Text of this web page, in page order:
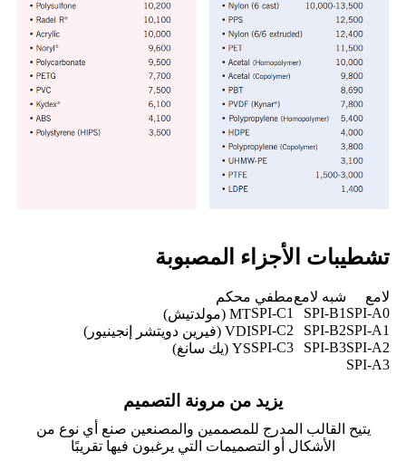
تشطيبات الأجزاء المصبوبة
لامع شبه لامعمطفي محكم
SPI-A0
SPI-B1
SPI-C1MT (مولدتيش)
SPI-A1
SPI-B2
SPI-C2VDI (فيرين دويتشر إنجينيور)
SPI-A2
SPI-B3
SPI-C3YS (يك سانغ)
SPI-A3
يزيد من مرونة التصميم
يتيح القالب المدرج للمصممين والمصنعين صنع أي نوع من
الأشكال أو التصميمات التي يرغبون فيها تقريبًا